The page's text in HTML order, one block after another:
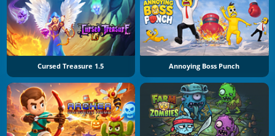
Cursed Treasure 1.5 Annoying Boss Punch